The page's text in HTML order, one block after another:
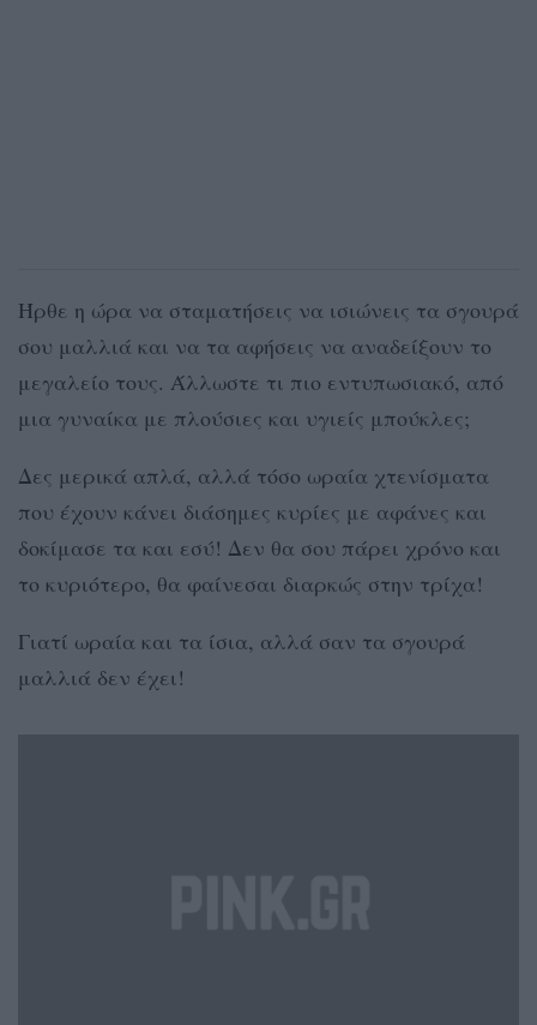
Ήρθε η ώρα να σταματήσεις να ισιώνεις τα σγουρά
σου μαλλιά και να τα αφήσεις να αναδείξουν το
μεγαλείο τους. Άλλωστε τι πιο εντυπωσιακό, από
μια γυναίκα με πλούσιες και υγιείς μπούκλες;
Δες μερικά απλά, αλλά τόσο ωραία χτενίσματα
που έχουν κάνει διάσημες κυρίες με αφάνες και
δοκίμασε τα και εσύ! Δεν θα σου πάρει χρόνο και
το κυριότερο, θα φαίνεσαι διαρκώς στην τρίχα!
Γιατί ωραία και τα ίσια, αλλά σαν τα σγουρά
μαλλιά δεν έχει!